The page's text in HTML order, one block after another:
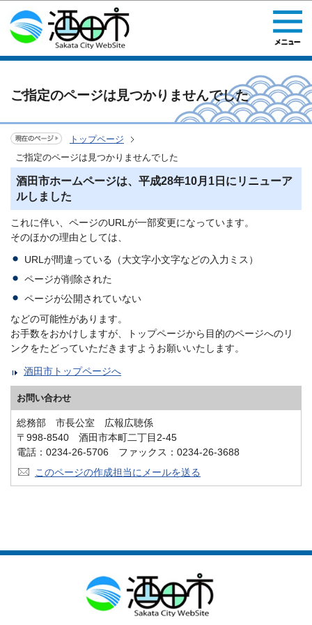
このページの本文へ移動
ご指定のページは見つかりませんでした
トップページ
ご指定のページは見つかりませんでした
酒田市ホームページは、平成28年10月1日にリニューア
ルしました
これに伴い、ページのURLが一部変更になっています。
そのほかの理由としては、
URLが間違っている（大文字小文字などの入力ミス）
ページが削除された
ページが公開されていない
などの可能性があります。
お手数をおかけしますが、トップページから目的のページへのリ
ンクをたどっていただきますようお願いいたします。
酒田市トップページへ
お問い合わせ
総務部 市長公室 広報広聴係
〒998-8540 酒田市本町二丁目2-45
電話：0234-26-5706 ファックス：0234-26-3688
このページの作成担当にメールを送る